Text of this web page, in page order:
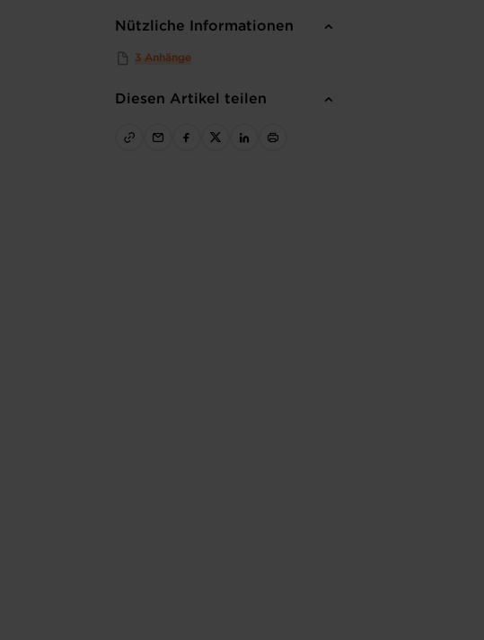
Nützliche Informationen
3 Anhänge
Diesen Artikel teilen